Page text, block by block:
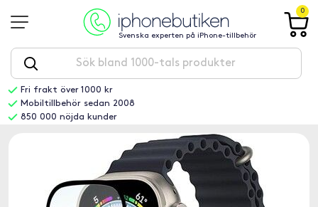
Svenska experten på iPhone-tillbehör
0
Fri frakt över 1000 kr
Mobiltillbehör sedan 2008
850 000 nöjda kunder